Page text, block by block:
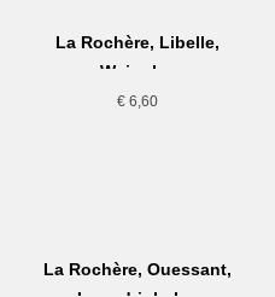
La Rochère, Libelle,
Weinglas
€ 6,60
La Rochère, Ouessant,